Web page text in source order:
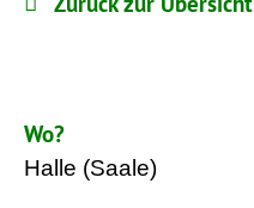
Wo?
Halle (Saale)